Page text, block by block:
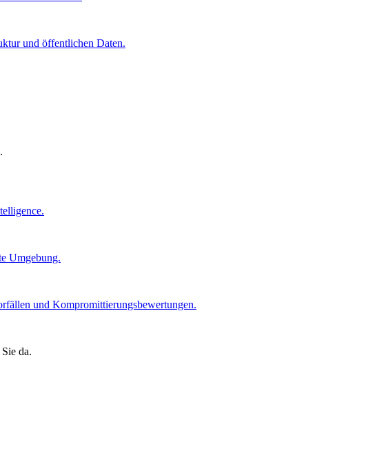
und öffentlichen Daten.
Umgebung.
und Kompromittierungsbewertungen.
da.